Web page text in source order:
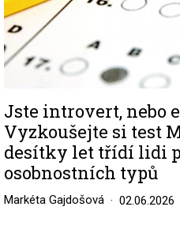
Jste introvert, nebo
Vyzkoušejte si test
desítky let třídí lidi
osobnostních typů
Markéta Gajdošová 02.06.2026